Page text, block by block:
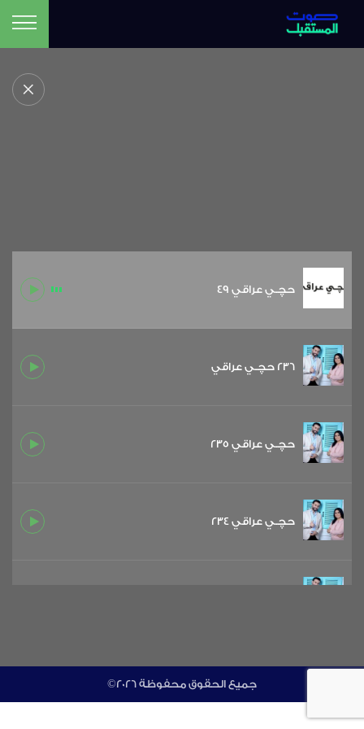
حچـي عراقي 49
236 حچـي عراقي
حچـي عراقي 235
حچـي عراقي 234
©جميع الحقوق محفوظة 2026